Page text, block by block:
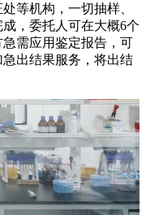
等机构，一切抽样、
，委托人可在大概6个
需应用鉴定报告，可
出结果服务，将出结